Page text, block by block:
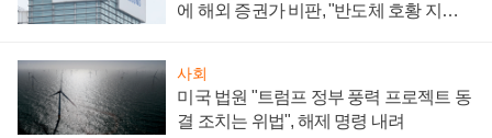
에 해외 증권가 비판, "반도체 호황 지속
사회
미국 법원 "트럼프 정부 풍력 프로젝트 동
결 조치는 위법", 해제 명령 내려